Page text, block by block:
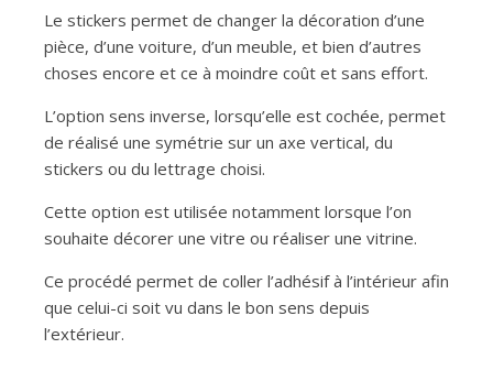
Le stickers permet de changer la décoration d’une
pièce, d’une voiture, d’un meuble, et bien d’autres
choses encore et ce à moindre coût et sans effort.
L’option sens inverse, lorsqu’elle est cochée, permet
de réalisé une symétrie sur un axe vertical, du
stickers ou du lettrage choisi.
Cette option est utilisée notamment lorsque l’on
souhaite décorer une vitre ou réaliser une vitrine.
Ce procédé permet de coller l’adhésif à l’intérieur afin
que celui-ci soit vu dans le bon sens depuis
l’extérieur.